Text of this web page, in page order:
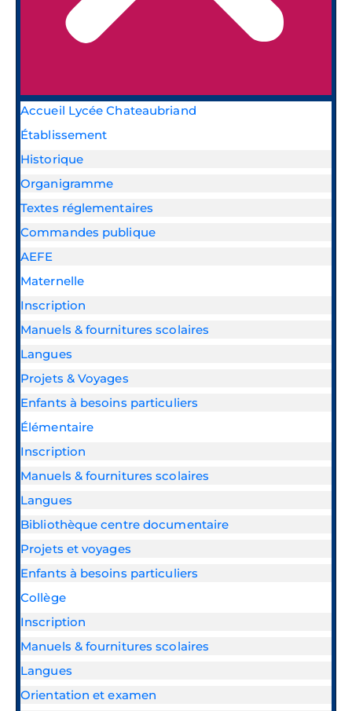
Accueil Lycée Chateaubriand
Établissement
Historique
Organigramme
Textes réglementaires
Commandes publique
AEFE
Maternelle
Inscription
Manuels & fournitures scolaires
Langues
Projets & Voyages
Enfants à besoins particuliers
Élémentaire
Inscription
Manuels & fournitures scolaires
Langues
Bibliothèque centre documentaire
Projets et voyages
Enfants à besoins particuliers
Collège
Inscription
Manuels & fournitures scolaires
Langues
Orientation et examen